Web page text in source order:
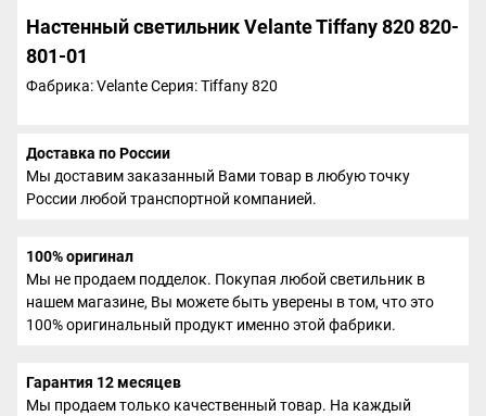
Настенный светильник Velante Tiffany 820 820-
801-01
Фабрика: VelanteСерия: Tiffany 820
Доставка по России
Мы доставим заказанный Вами товар в любую точку
России любой транспортной компанией.
100% оригинал
Мы не продаем подделок. Покупая любой светильник в
нашем магазине, Вы можете быть уверены в том, что это
100% оригинальный продукт именно этой фабрики.
Гарантия 12 месяцев
Мы продаем только качественный товар. На каждый